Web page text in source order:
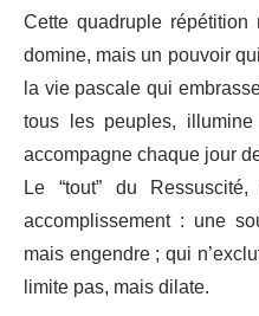
Cette quadruple
domine, mais un pouvoir
la vie pascale qui
tous les peuples,
accompagne chaque jour
Le “tout” du
accomplissement : une
mais engendre ; qui
limite pas, mais dilate.